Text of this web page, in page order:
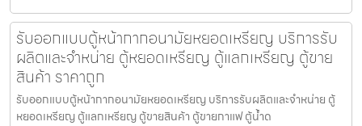
รับออกแบบตู้หน้ากากอนามัยหยอดเหรียญ​​ บริการรับ
ผลิตและจำหน่าย ตู้หยอดเหรียญ ตู้แลกเหรียญ ตู้ขาย
สินค้า ราคาถูก
รับออกแบบตู้หน้ากากอนามัยหยอดเหรียญ​​ บริการรับผลิตและจำหน่าย ตู้
หยอดเหรียญ ตู้แลกเหรียญ ตู้ขายสินค้า ตู้ขายกาแฟ ตู้น้ำด